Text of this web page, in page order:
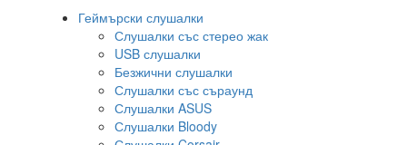
Геймърски слушалки
Слушалки със стерео жак
USB слушалки
Безжични слушалки
Слушалки със съраунд
Слушалки ASUS
Слушалки Bloody